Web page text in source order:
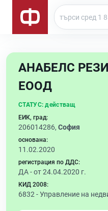
АНАБЕЛС
ЕООД
СТАТУС: действащ
ЕИК, град:
206014286, София
основана:
11.02.2020
регистрация по ДДС:
ДА - от 24.04.2020 г.
КИД 2008:
6832 -Управление на